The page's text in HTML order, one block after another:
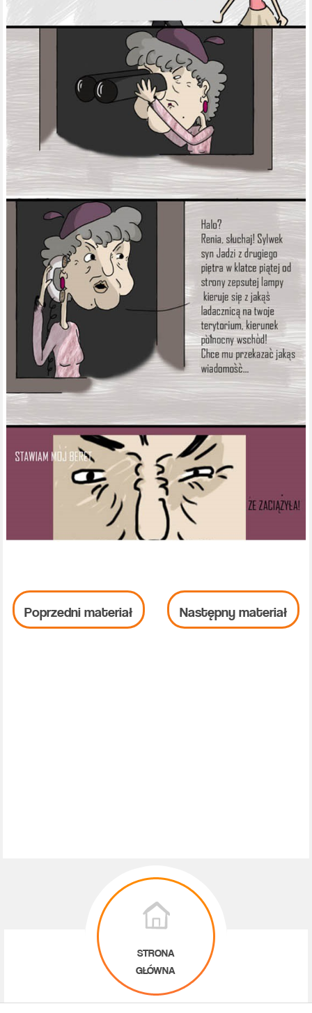
Poprzedni materiał Następny materiał
STRONA
GŁÓWNA